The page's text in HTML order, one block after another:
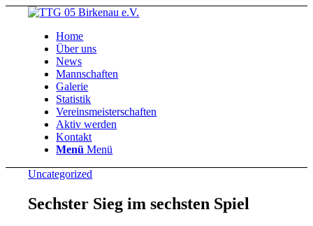
Home
Über uns
News
Mannschaften
Galerie
Statistik
Vereinsmeisterschaften
Aktiv werden
Kontakt
Menü Menü
Uncategorized
Sechster Sieg im sechsten Spiel